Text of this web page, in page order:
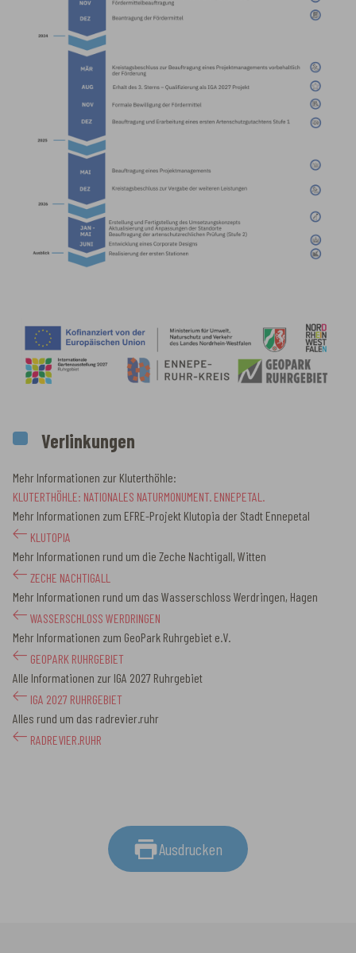
Verlinkungen
Mehr Informationen zur Kluterthöhle:
KLUTERTHÖHLE: NATIONALES NATURMONUMENT. ENNEPETAL.
Mehr Informationen zum EFRE-Projekt Klutopia der Stadt Ennepetal
KLUTOPIA
Mehr Informationen rund um die Zeche Nachtigall, Witten
ZECHE NACHTIGALL
Mehr Informationen rund um das Wasserschloss Werdringen, Hagen
WASSERSCHLOSS WERDRINGEN
Mehr Informationen zum GeoPark Ruhrgebiet e.V.
GEOPARK RUHRGEBIET
Alle Informationen zur IGA 2027 Ruhrgebiet
IGA 2027 RUHRGEBIET
Alles rund um das radrevier.ruhr
RADREVIER.RUHR
Ausdrucken